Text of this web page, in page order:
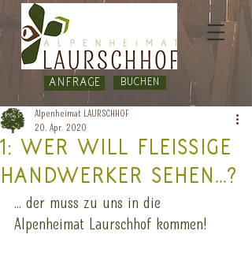
BUCHEN
Anfrage
1: Wer will fleissige
Handwerker sehen...?
Alpenheimat LAURSCHHOF
20. Apr. 2020
... der muss zu uns in die
Alpenheimat Laurschhof kommen!